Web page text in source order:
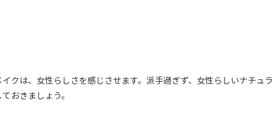
クは、女性らしさを感じさせます。派手過ぎず、女性らしいナチュ
おきましょう。